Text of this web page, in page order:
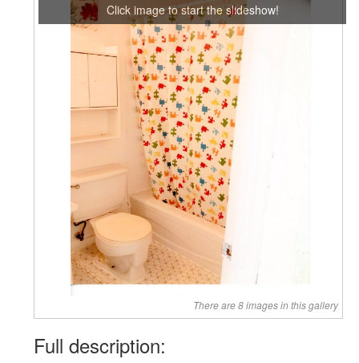
Click image to start the slideshow!
There are 8 images in this gallery
Full description: